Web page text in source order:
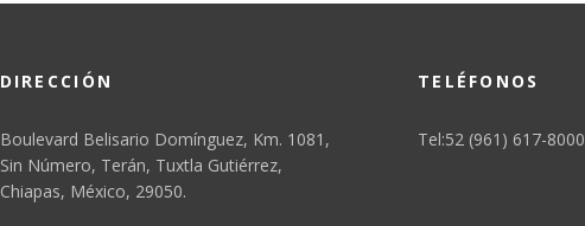
DIRECCIÓN
Boulevard Belisario Domínguez, Km. 1081,
Sin Número, Terán, Tuxtla Gutiérrez,
Chiapas, México, 29050.
TELÉFONOS
Tel:52 (961) 617-8000